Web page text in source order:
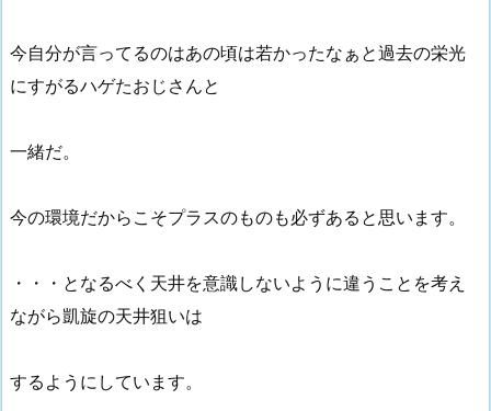
今自分が言ってるのはあの頃は若かったなぁと過去の栄光
にすがるハゲたおじさんと
一緒だ。
今の環境だからこそプラスのものも必ずあると思います。
・・・となるべく天井を意識しないように違うことを考え
ながら凱旋の天井狙いは
するようにしています。